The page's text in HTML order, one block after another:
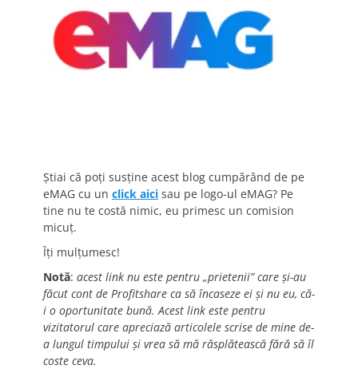
Știai că poți susține acest blog cumpărând de pe
eMAG cu un click aici sau pe logo-ul eMAG? Pe
tine nu te costă nimic, eu primesc un comision
micuț.
Îți mulțumesc!
Notă: acest link nu este pentru „prietenii” care și-au
făcut cont de Profitshare ca să încaseze ei și nu eu, că-
i o oportunitate bună. Acest link este pentru
vizitatorul care apreciază articolele scrise de mine de-
a lungul timpului și vrea să mă răsplătească fără să îl
coste ceva.